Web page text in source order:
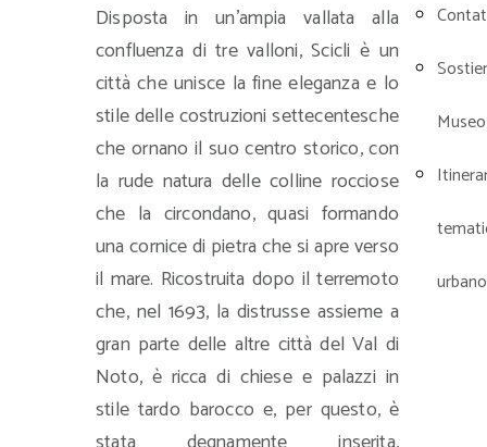
Museo
urbano
Disposta in un’ampia vallata alla
confluenza di tre valloni, Scicli è un
città che unisce la fine eleganza e lo
stile delle costruzioni settecentesche
che ornano il suo centro storico, con
la rude natura delle colline rocciose
che la circondano, quasi formando
una cornice di pietra che si apre verso
il mare. Ricostruita dopo il terremoto
che, nel 1693, la distrusse assieme a
gran parte delle altre città del Val di
Noto, è ricca di chiese e palazzi in
stile tardo barocco e, per questo, è